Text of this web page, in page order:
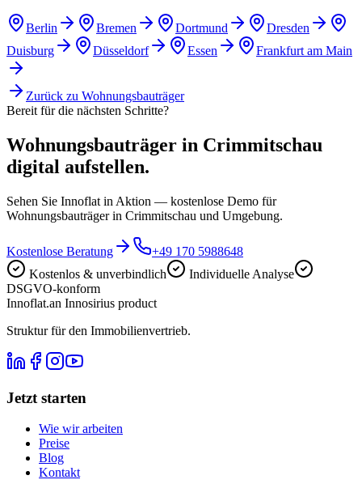
Berlin Bremen Dortmund
Dresden
Duisburg
Düsseldorf Essen Frankfurt am Main
Zurück zu Wohnungsbauträger
Bereit für die nächsten Schritte?
Wohnungsbauträger in Crimmitschau
digital aufstellen.
Sehen Sie Innoflat in Aktion — kostenlose Demo für
Wohnungsbauträger in Crimmitschau und Umgebung.
Kostenlose Beratung
+49 170 5988648
Kostenlos & unverbindlich
Individuelle Analyse
DSGVO-konform
Innoflat.an Innosirius product
Struktur für den Immobilienvertrieb.
Jetzt starten
Wie wir arbeiten
Preise
Blog
Kontakt